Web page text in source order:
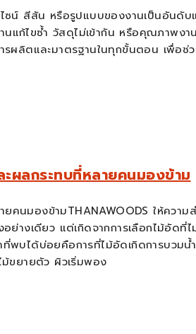
น์ สีสัน หรือรูปแบบของงานเป็นอัน
นแก้ไขซ้ำ วัสดุไม่เข้ากัน หรือคุณภาพ
ผลิตและมาตรฐานในทุกขั้นตอน เพื่อ
ะผลกระทบที่หลายคนมองข้าม
คนมองข้ามTHANAWOODS ให้ควา
ย่างเดียว แต่เกิดจากการเลือกไม้อั
พบได้บ่อยคือการที่ไม้อัดเกิดการบว
ขยายตัว ผิวเริ่มพอง